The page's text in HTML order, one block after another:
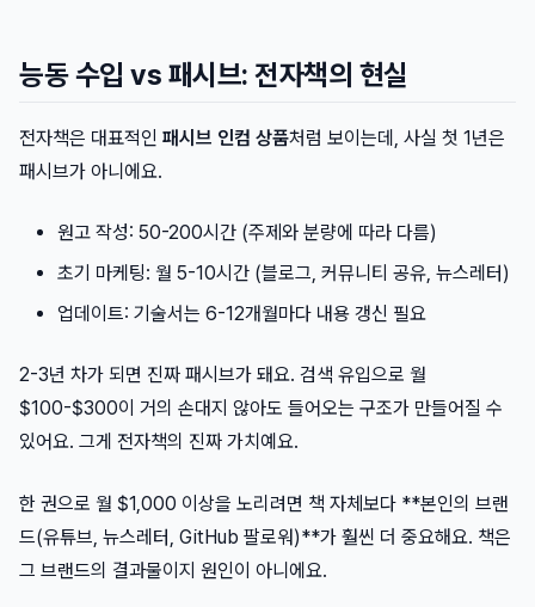
능동 수입 vs 패시브: 전자책의 현실
전자책은 대표적인 패시브 인컴 상품처럼 보이는데, 사실 첫 1년은
패시브가 아니에요.
원고 작성: 50-200시간 (주제와 분량에 따라 다름)
초기 마케팅: 월 5-10시간 (블로그, 커뮤니티 공유, 뉴스레터)
업데이트: 기술서는 6-12개월마다 내용 갱신 필요
2-3년 차가 되면 진짜 패시브가 돼요. 검색 유입으로 월
$100-$300이 거의 손대지 않아도 들어오는 구조가 만들어질 수
있어요. 그게 전자책의 진짜 가치예요.
한 권으로 월 $1,000 이상을 노리려면 책 자체보다 **본인의 브랜
드(유튜브, 뉴스레터, GitHub 팔로워)**가 훨씬 더 중요해요. 책은
그 브랜드의 결과물이지 원인이 아니에요.